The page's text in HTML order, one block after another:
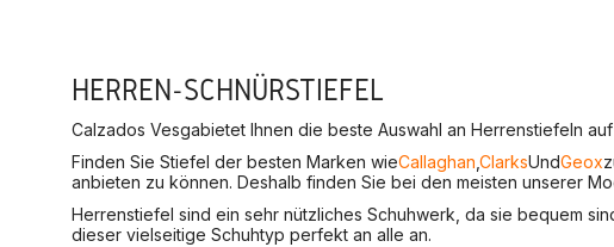
HERREN-SCHNÜRSTIEFEL
Calzados Vesgabietet Ihnen die beste Auswahl an Herrenstiefeln
Finden Sie Stiefel der besten Marken wieCallaghan,ClarksUndGeox
anbieten zu können. Deshalb finden Sie bei den meisten unserer
Herrenstiefel sind ein sehr nützliches Schuhwerk, da sie bequem
dieser vielseitige Schuhtyp perfekt an alle an.